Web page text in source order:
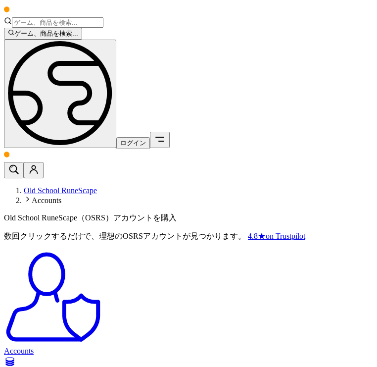
ゲーム、商品を検索...
ログイン
Old School RuneScape
Accounts
Old School RuneScape（OSRS）アカウントを購入
数回クリックするだけで、理想のOSRSアカウントが見つかります。 4.8★on Trustpilot
Accounts